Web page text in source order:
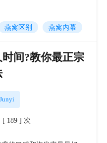
燕窝区别 燕窝内幕
间?教你最正宗
Junyi
[ 189 ] 次